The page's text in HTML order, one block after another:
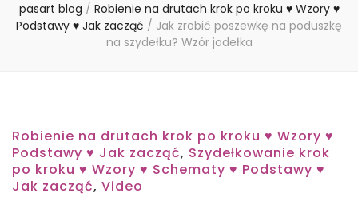
pasart blog / Robienie na drutach krok po kroku ♥ Wzory ♥
Podstawy ♥ Jak zacząć / Jak zrobić poszewkę na poduszkę
na szydełku? Wzór jodełka
Robienie na drutach krok po kroku ♥ Wzory ♥
Podstawy ♥ Jak zacząć, Szydełkowanie krok
po kroku ♥ Wzory ♥ Schematy ♥ Podstawy ♥
Jak zacząć, Video